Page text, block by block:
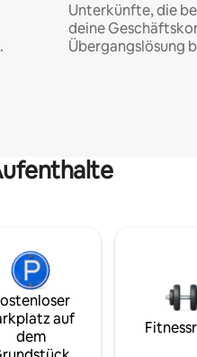
Unterkünfte, die
deine
Übergangslösung
auf
dem